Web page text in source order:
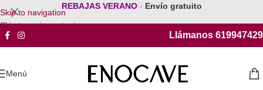
Skip to navigation
Skip to main content
REBAJAS VERANO - Envío gratuito
Llámanos 619947429
Menú